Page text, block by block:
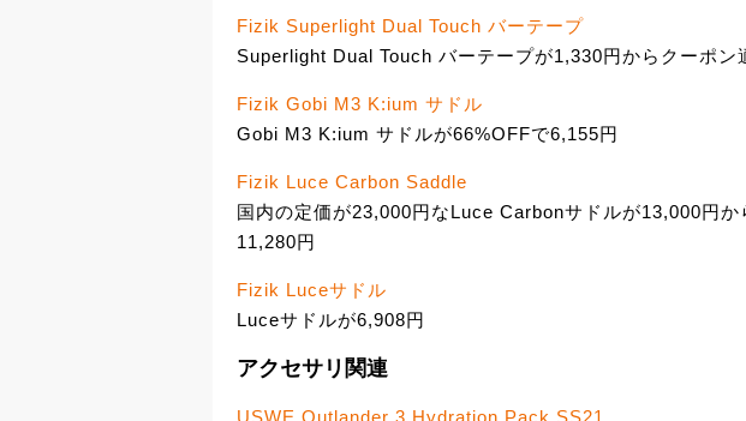
Fizik Superlight Dual Touch バーテープ
Superlight Dual Touch バーテープが1,330円からクーポン
Fizik Gobi M3 K:ium サドル
Gobi M3 K:ium サドルが66%OFFで6,155円
Fizik Luce Carbon Saddle
国内の定価が23,000円なLuce Carbonサドルが13,000円か
11,280円
Fizik Luceサドル
Luceサドルが6,908円
アクセサリ関連